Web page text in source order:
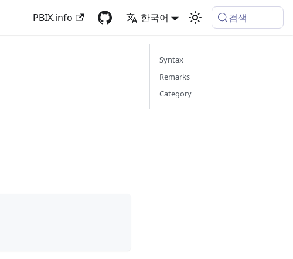
PBIX.info 한국어 검색
Syntax
Remarks
Category